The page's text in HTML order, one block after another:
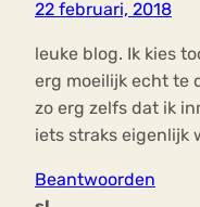
22 februari, 2018
leuke blog. Ik kies
erg moeilijk echt te
zo erg zelfs dat ik
iets straks eigenlijk
Beantwoorden